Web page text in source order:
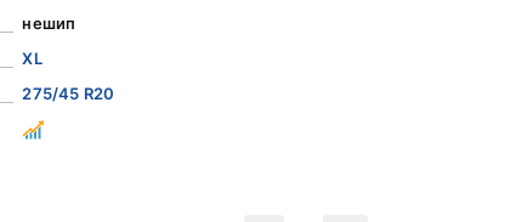
нешип
XL
275/45 R20